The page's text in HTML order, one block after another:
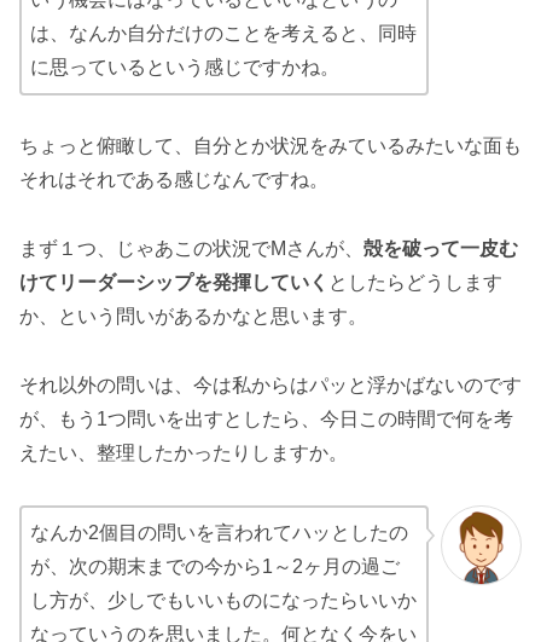
は、なんか自分だけのことを考えると、同時
に思っているという感じですかね。
ちょっと俯瞰して、自分とか状況をみているみたいな面も
それはそれである感じなんですね。
まず１つ、じゃあこの状況でMさんが、 殻を破って一皮む
けてリーダーシップを発揮していく としたらどうします
か、という問いがあるかなと思います。
それ以外の問いは、今は私からはパッと浮かばないのです
が、もう1つ問いを出すとしたら、今日この時間で何を考
えたい、整理したかったりしますか。
なんか2個目の問いを言われてハッとしたの
が、次の期末までの今から1～2ヶ月の過ご
し方が、少しでもいいものになったらいいか
なっていうのを思いました。何となく今をい